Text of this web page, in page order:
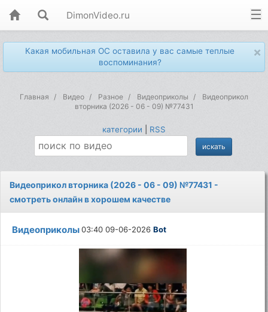
DimonVideo.ru
×
Какая мобильная ОС оставила у вас самые теплые
воспоминания?
Главная Видео Разное Видеоприколы
Видеоприкол
вторника (2026 - 06 - 09) №77431
категории RSS
Видеоприкол вторника (2026 - 06 - 09) №77431 -
смотреть онлайн в хорошем качестве
Видеоприколы03:40 09-06-2026Bot